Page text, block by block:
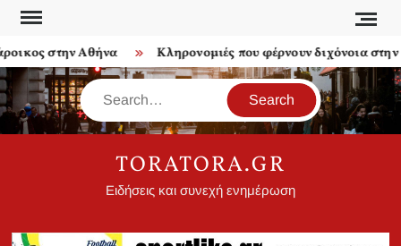
Skip
contentστην Αθήνα Κληρονομιές που φέρνουν διχόνοια στην
Search
TORATORA.GR
Ειδήσεις και συνεχή ενημέρωση